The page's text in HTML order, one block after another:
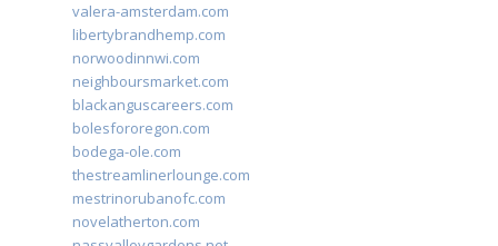
valera-amsterdam.com
libertybrandhemp.com
norwoodinnwi.com
neighboursmarket.com
blackanguscareers.com
bolesfororegon.com
bodega-ole.com
thestreamlinerlounge.com
mestrinorubanofc.com
novelatherton.com